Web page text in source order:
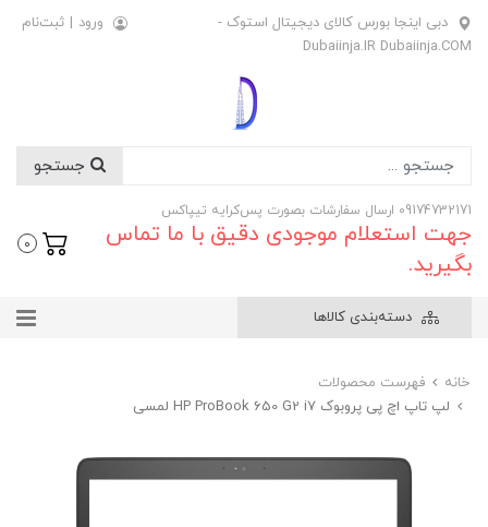
دبی اینجا بورس کالای دیجیتال استوک -
Dubaiinja.IR Dubaiinja.COM
ورود | ثبت‌نام
09174732171 ارسال سفارشات بصورت پس‌کرایه تیپاکس
جهت استعلام موجودی دقیق با ما تماس
بگیرید.
0
دسته‌بندی کالاها
خانه
فهرست محصولات
لپ تاپ اچ پی پروبوک HP ProBook 650 G2 i7 لمسی